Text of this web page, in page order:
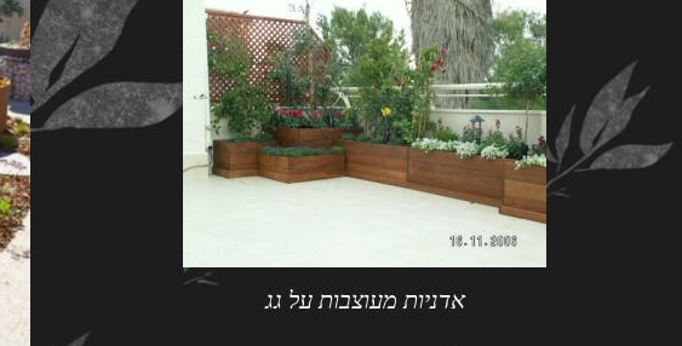
אדניות מעוצבות על גג